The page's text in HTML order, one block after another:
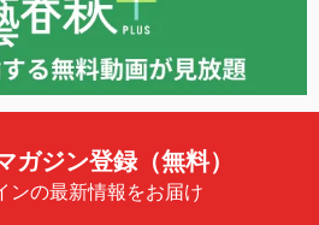
ガジン登録（無料）
ンの最新情報をお届け